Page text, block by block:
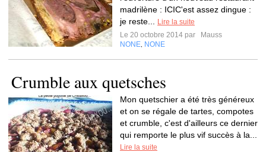
madrilène : ICIC'est assez dingue :
je reste...
Lire la suite
Le 20 octobre 2014 par
Mauss
NONE NONE
Crumble aux quetsches
Mon quetschier a été très généreux
et on se régale de tartes, compotes
et crumble, c'est d'ailleurs ce dernier
qui remporte le plus vif succès à la...
Lire la suite